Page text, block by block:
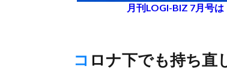
月刊LOGI-BIZ 7月号
コロナ下でも持ち